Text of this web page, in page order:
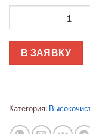
В ЗАЯВКУ
Категория: